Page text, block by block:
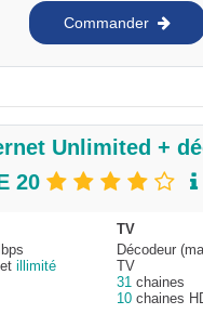
Commander
Unlimited +
20
illimité
TV
Décodeur
TV
31 chaines
10 chaines